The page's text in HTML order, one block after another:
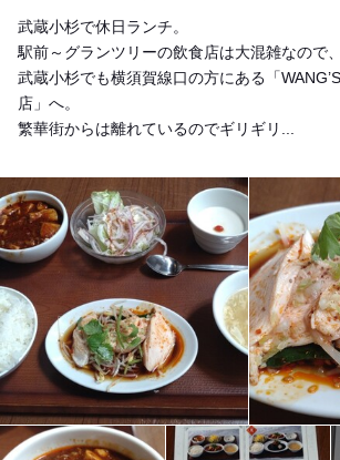
武蔵小杉で休日ランチ。
駅前～グランツリーの飲食店は大混雑なので
武蔵小杉でも横須賀線口の方にある「
店」へ。
繁華街からは離れているのでギリギリ...